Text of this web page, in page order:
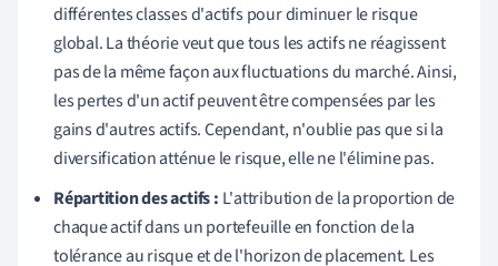
différentes classes d'actifs pour diminuer le risque
global. La théorie veut que tous les actifs ne réagissent
pas de la même façon aux fluctuations du marché. Ainsi,
les pertes d'un actif peuvent être compensées par les
gains d'autres actifs. Cependant, n'oublie pas que si la
diversification atténue le risque, elle ne l'élimine pas.
Répartition des actifs : L'attribution de la proportion de
chaque actif dans un portefeuille en fonction de la
tolérance au risque et de l'horizon de placement. Les